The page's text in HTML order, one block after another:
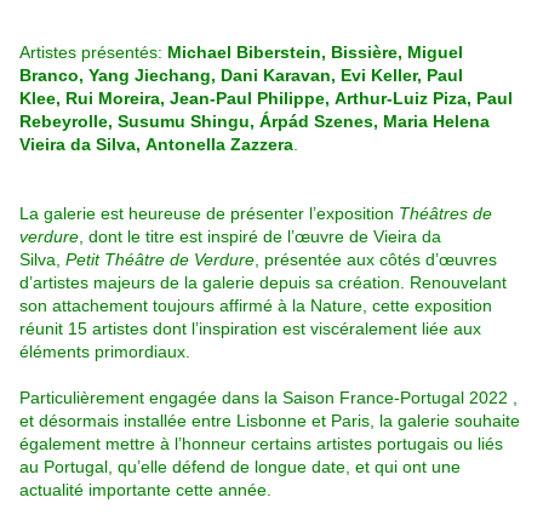
Artistes présentés: Michael Biberstein, Bissière, Miguel
Branco, Yang Jiechang, Dani Karavan, Evi Keller, Paul
Klee, Rui Moreira, Jean-Paul Philippe, Arthur-Luiz Piza, Paul
Rebeyrolle, Susumu Shingu, Árpád Szenes, Maria Helena
Vieira da Silva, Antonella Zazzera
La galerie est heureuse de présenter l’exposition Théâtres de
verdure , dont le titre est inspiré de l’œuvre de Vieira da
Silva, Petit Théâtre de Verdure , présentée aux côtés d’œuvres
d’artistes majeurs de la galerie depuis sa création.
Renouvelant
son attachement toujours affirmé à la Nature, cette exposition
réunit 15 artistes dont l’inspiration est viscéralement liée aux
éléments primordiaux.
Particulièrement engagée dans la Saison France-Portugal 2022 ,
et désormais installée entre Lisbonne et Paris, la galerie souhaite
également mettre à l’honneur certains artistes portugais ou liés
au Portugal, qu’elle défend de longue date, et qui ont une
actualité importante cette année.